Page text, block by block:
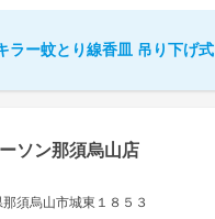
ラー蚊とり線香皿 吊り下げ式
ソン那須烏山店
須烏山市城東１８５３